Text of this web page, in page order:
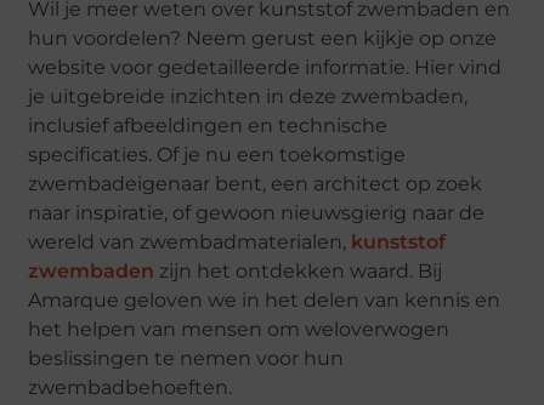
Wil je meer weten over kunststof zwembaden en
hun voordelen? Neem gerust een kijkje op onze
website voor gedetailleerde informatie. Hier vind
je uitgebreide inzichten in deze zwembaden,
inclusief afbeeldingen en technische
specificaties. Of je nu een toekomstige
zwembadeigenaar bent, een architect op zoek
naar inspiratie, of gewoon nieuwsgierig naar de
wereld van zwembadmaterialen, kunststof
zwembaden zijn het ontdekken waard. Bij
Amarque geloven we in het delen van kennis en
het helpen van mensen om weloverwogen
beslissingen te nemen voor hun
zwembadbehoeften.